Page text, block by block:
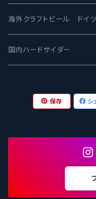
ワイマーケットブルーイ
志賀高原ビール -
箕面ビール - MINOH
サンクトガーレン - Sankt
ウェストコーストブルーイ
Lagunitas ラグニタス
FirestoneWalker ファイ
Mikkeller ミッケラー
Hop Nation ホップネーシ
Brewski ブリュースキー
BrewDog Brewery - ブリ
The Flying Inn / ザ フライ
Lambiek Fabriek - ファ
Marble / マーブル
Buxton - バクストン
Carbon brews -カーボン
TAIHU - タイフー
Behemoth - ベヒーモス
BODRIGGY BREWING
CO-CONSPIRATORS コ
Deep Creek Brewing
8 Wired エイトワイアード
Isthmus イスムス
Jackie O's ジャッキーオ
Westbrook ウェストブル
Strathcona ストラスコ
ODIN BREWING オディン
Electric Bicycle エレクト
海外クラフトビール ドイ
Karmeliten カーメリテン
Früh フリュー
Plank プランク
Tucher トゥーハー
国内ハードサイダー
保存 シ